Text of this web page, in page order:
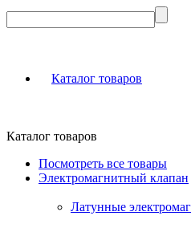
Каталог товаров
Каталог товаров
Посмотреть все товары
Электромагнитный клапан
Латунные